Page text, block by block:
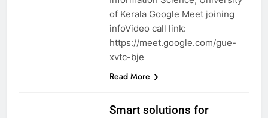
of Kerala Google Meet joining
infoVideo call link:
https://meet.google.com/gue-
xvtc-bje
Read More
Smart solutions for